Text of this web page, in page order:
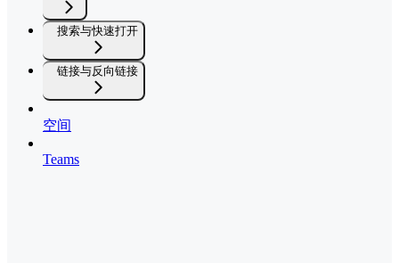
搜索与快速打开
链接与反向链接
空间
Teams